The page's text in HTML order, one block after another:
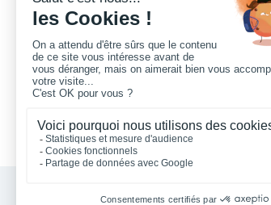
Concepteur et fournisseur de mobilier urbain,
Cofradis répond aux besoins d'équipements des
services des collectivités locales, des
de travaux publics, lycées, écoles.
Nous contacter